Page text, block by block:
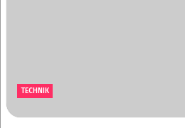
TECHNIK